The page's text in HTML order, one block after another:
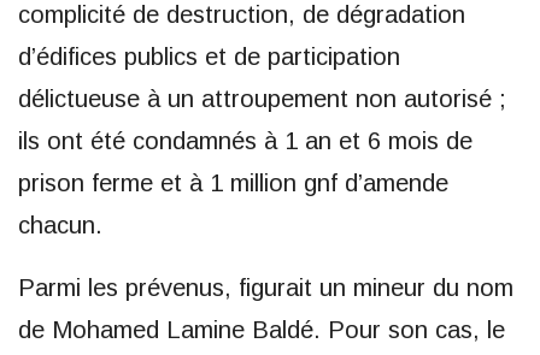
complicité de destruction, de dégradation
d’édifices publics et de participation
délictueuse à un attroupement non autorisé ;
ils ont été condamnés à 1 an et 6 mois de
prison ferme et à 1 million gnf d’amende
chacun.
Parmi les prévenus, figurait un mineur du nom
de Mohamed Lamine Baldé. Pour son cas, le